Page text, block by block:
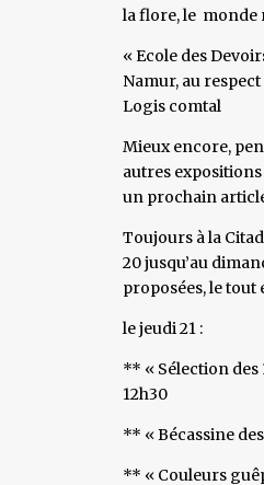
la flore, le monde
« Ecole des
Namur, au
Logis comtal
Mieux encore,
autres
un prochain
Toujours à la
20 jusqu’au
proposées, le tout
le jeudi 21 :
** « Sélection des
12h30
** « Bécassine
** « Couleurs